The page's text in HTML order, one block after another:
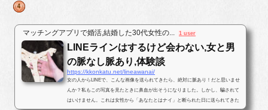
マッチングアプリで婚活,結婚した30代女性の... 1 user
LINEラインはするけど会わない,女と男
の脈なし脈あり,体験談
https://kkonkatu.net/lineawanai/
女の人からLINEで、こんな画像を送られてきたら、絶対に脈あり！だと思いませ
んか？私もこの写真を見たときに鼻血が出そうになりました。しかし、騙されて
はいけません。これは女性から「あなたとはナイ」と断られた日に送られてきた